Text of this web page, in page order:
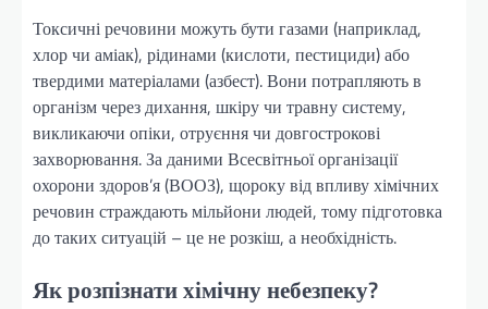
Токсичні речовини можуть бути газами (наприклад,
хлор чи аміак), рідинами (кислоти, пестициди) або
твердими матеріалами (азбест). Вони потрапляють в
організм через дихання, шкіру чи травну систему,
викликаючи опіки, отруєння чи довгострокові
захворювання. За даними Всесвітньої організації
охорони здоров’я (ВООЗ), щороку від впливу хімічних
речовин страждають мільйони людей, тому підготовка
до таких ситуацій – це не розкіш, а необхідність.
Як розпізнати хімічну небезпеку?